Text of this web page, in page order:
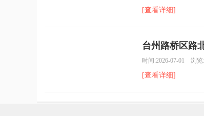
[查看详细]
台州路桥区路
时间:2026-07-01 浏览
[查看详细]